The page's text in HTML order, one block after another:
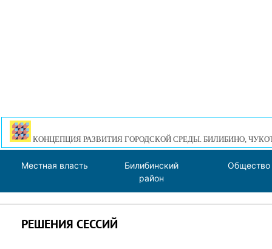
КОНЦЕПЦИЯ РАЗВИТИЯ ГОРОДСКОЙ СРЕДЫ. БИЛИБИНО,
Местная власть
Билибинский
район
Общество
РЕШЕНИЯ СЕССИЙ